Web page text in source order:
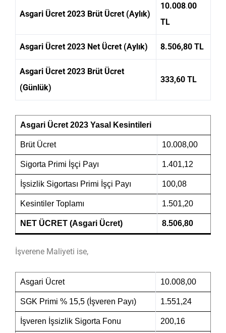
Asgari Ücret 2023 Brüt Ücret (Aylık)
10.008.00
TL
Asgari Ücret 2023 Net Ücret (Aylık) 8.506,80 TL
Asgari Ücret 2023 Brüt Ücret
(Günlük)
333,60 TL
Asgari Ücret 2023 Yasal Kesintileri
Brüt Ücret 10.008,00
Sigorta Primi İşçi Payı 1.401,12
İşsizlik Sigortası Primi İşçi Payı 100,08
Kesintiler Toplamı 1.501,20
NET ÜCRET (Asgari Ücret) 8.506,80
İşverene Maliyeti ise,
Asgari Ücret 10.008,00
SGK Primi % 15,5 (İşveren Payı) 1.551,24
İşveren İşsizlik Sigorta Fonu 200,16